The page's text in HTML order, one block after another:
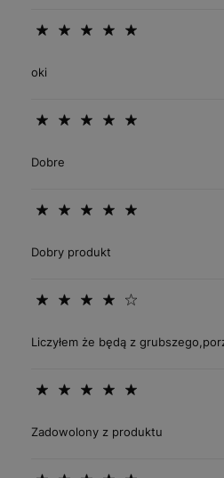
oki
Dobre
Dobry produkt
Liczyłem że będą z
Zadowolony z produktu